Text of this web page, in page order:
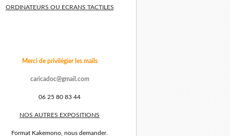
ORDINATEURS OU ECRANS TACTILES
Merci de privilégier les mails
caricadoc@gmail.com
06 25 80 83 44
NOS AUTRES EXPOSITIONS
Format Kakemono, nous demander.